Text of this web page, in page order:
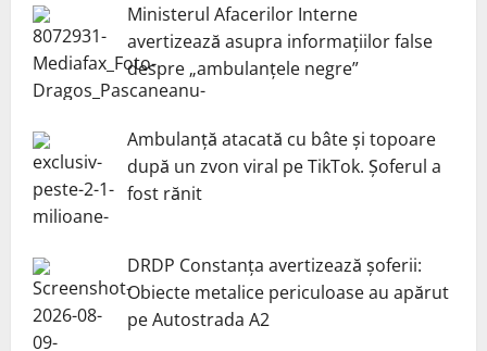
Ministerul Afacerilor Interne
avertizează asupra informațiilor false
despre „ambulanțele negre”
Ambulanță atacată cu bâte și topoare
după un zvon viral pe TikTok. Șoferul a
fost rănit
DRDP Constanța avertizează șoferii:
Obiecte metalice periculoase au apărut
pe Autostrada A2